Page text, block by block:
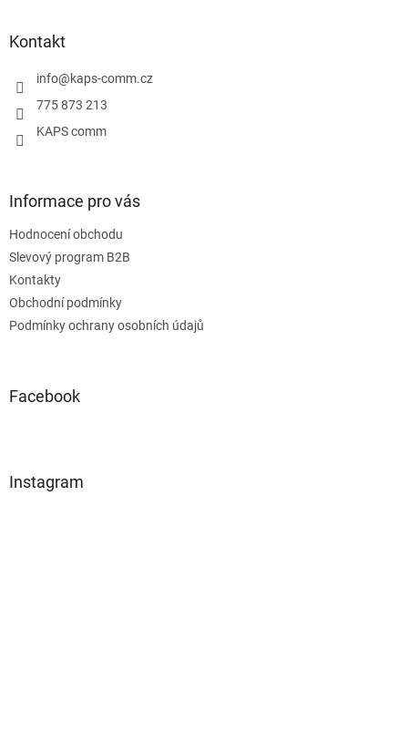
Kontakt
info@kaps-comm.cz
775 873 213
KAPS comm
Informace pro vás
Hodnocení obchodu
Slevový program B2B
Kontakty
Obchodní podmínky
Podmínky ochrany osobních údajů
Facebook
Instagram